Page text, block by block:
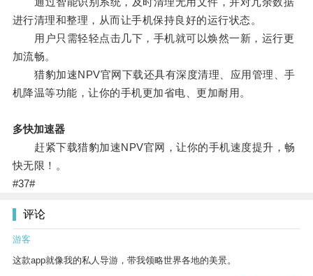
进行清理和整理，从而让手机保持良好的运行状态。
用户只需轻轻点击几下，手机就可以焕然一新，运行更
加流畅。
猎豹加速NPV官网下载还具有深度清理、应用管理、手
机降温等功能，让你的手机更加省电、更加耐用。
多快加速器
赶紧下载猎豹加速NPV官网，让你的手机速度提升，畅
快无限！。
#37#
评论
游客
这款app就像我的私人导游，带我领略世界各地的美景。